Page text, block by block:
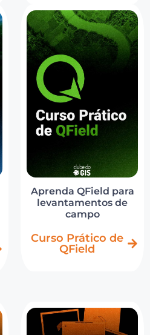
Aprenda QField para
levantamentos de
campo
Curso Prático de
QField